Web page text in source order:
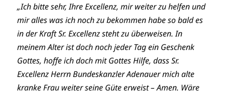
„Ich bitte sehr, Ihre Excellenz, mir weiter zu helfen und
mir alles was ich noch zu bekommen habe so bald es
in der Kraft Sr. Excellenz steht zu überweisen. In
meinem Alter ist doch noch jeder Tag ein Geschenk
Gottes, hoffe ich doch mit Gottes Hilfe, dass Sr.
Excellenz Herrn Bundeskanzler Adenauer mich alte
kranke Frau weiter seine Güte erweist – Amen. Wäre